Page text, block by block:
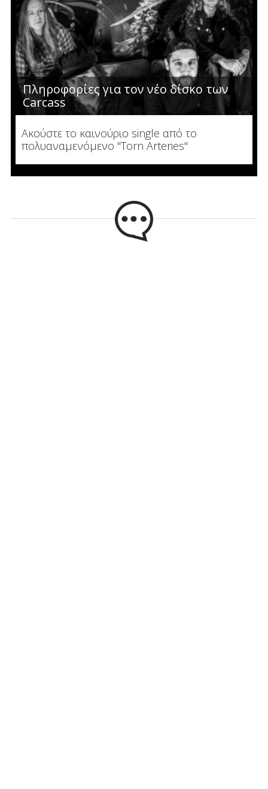
Πληροφορίες για τον νέο δίσκο των
Carcass
Ακούστε το καινούριο single από το
πολυαναμενόμενο "Torn Arteries"